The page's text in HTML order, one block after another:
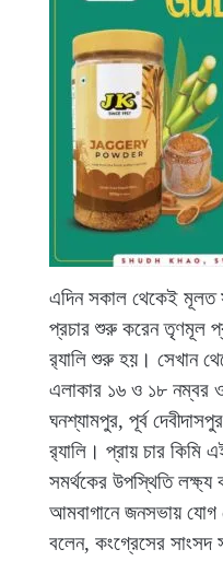
এদিন সকাল থেকেই মূলত
প্রচার শুরু করেন তৃণমূল
র‌্যালি শুরু হয়। সেখান
এলাকার ১৬ ও ১৮ নম্বর
ঘনশ্যামপুর, পূর্ব
র‌্যালি। প্রায় চার কিমি
সমর্থকের উপস্থিতি লক্ষ্য
আমবাগানে জনসভায় যোগ
বলেন, কংগ্রেসের সাংসদ